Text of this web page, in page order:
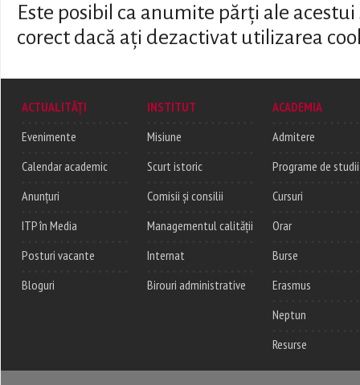
Este posibil ca anumite părți ale
corect dacă ați dezactivat utilizarea
ACTUALITĂȚI
Evenimente
Calendar academic
Anunțuri
ITP în Media
Posturi vacante
Bloguri
INSTITUT
Misiune
Scurt istoric
Comisii și consilii
Managementul calității
Internat
Birouri administrative
ACADEMIA
Admitere
Programe de studii
Cursuri
Orar
Burse
Erasmus
Neptun
Resurse